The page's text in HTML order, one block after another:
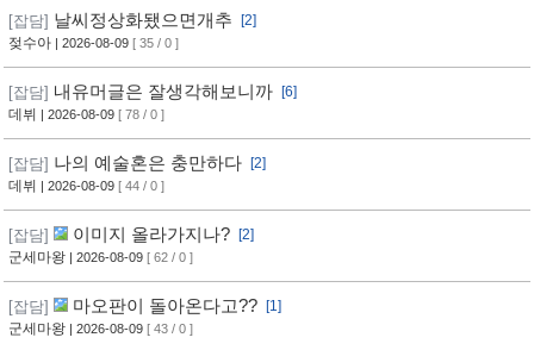
[잡담] 날씨정상화됐으면개추
[2]
젖수아 | 2026-08-09 [ 35 / 0 ]
[잡담] 내유머글은 잘생각해보니까
[6]
데뷔 | 2026-08-09 [ 78 / 0 ]
[잡담] 나의 예술혼은 충만하다
[2]
데뷔 | 2026-08-09 [ 44 / 0 ]
[잡담] 이미지 올라가지나?
[2]
군세마왕 | 2026-08-09 [ 62 / 0 ]
[잡담] 마오판이 돌아온다고??
[1]
군세마왕 | 2026-08-09 [ 43 / 0 ]